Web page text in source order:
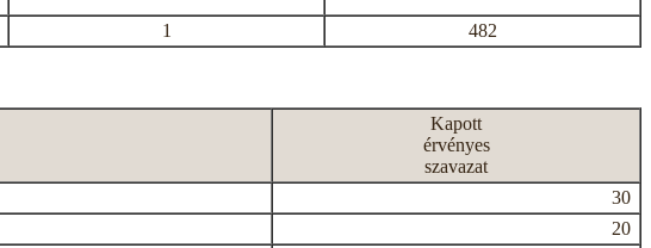
1 482
Kapott
érvényes
szavazat
30
20